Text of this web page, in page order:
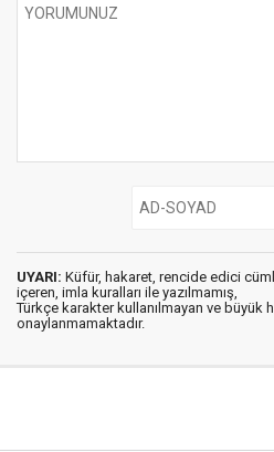
UYARI: Küfür, hakaret, rencide edici
içeren, imla kuralları ile yazılmamış,
Türkçe karakter kullanılmayan ve büyük
onaylanmamaktadır.